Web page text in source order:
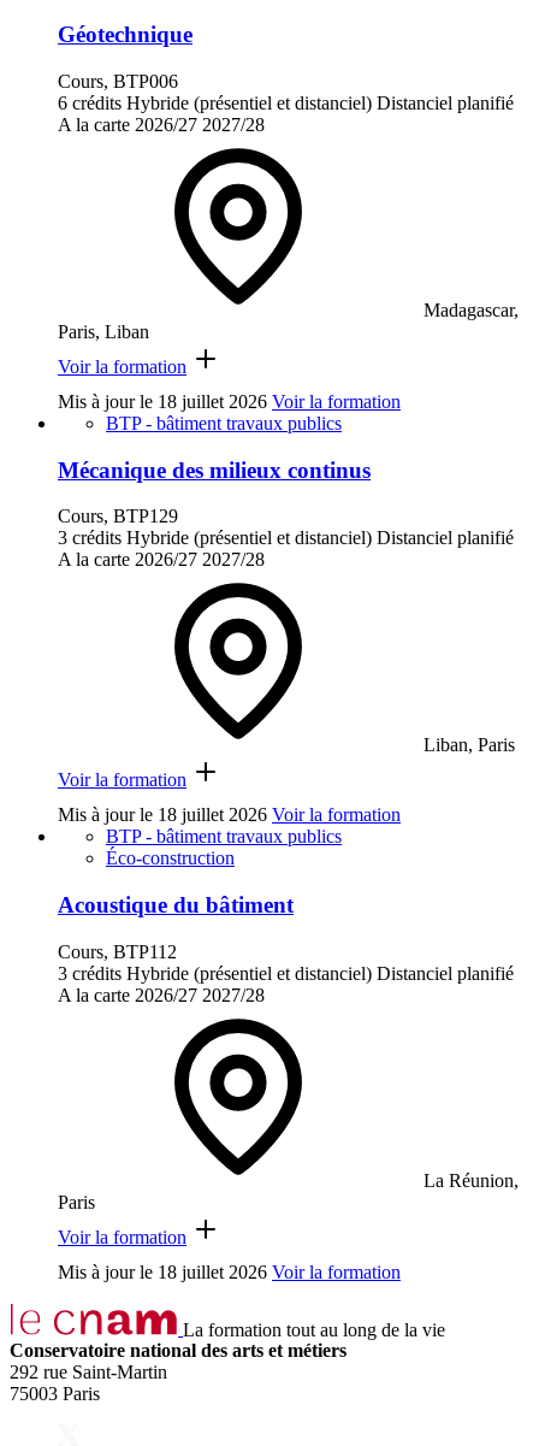
Géotechnique
Cours, BTP006
6 crédits Hybride (présentiel et distanciel) Distanciel planifié
A la carte 2026/27 2027/28
Madagascar,
Paris, Liban
Voir la formation
Mis à jour le 18 juillet 2026 Voir la formation
BTP - bâtiment travaux publics
Mécanique des milieux continus
Cours, BTP129
3 crédits Hybride (présentiel et distanciel) Distanciel planifié
A la carte 2026/27 2027/28
Liban, Paris
Voir la formation
Mis à jour le 18 juillet 2026 Voir la formation
BTP - bâtiment travaux publics
Éco-construction
Acoustique du bâtiment
Cours, BTP112
3 crédits Hybride (présentiel et distanciel) Distanciel planifié
A la carte 2026/27 2027/28
La Réunion,
Paris
Voir la formation
Mis à jour le 18 juillet 2026 Voir la formation
La formation tout au long de la vie
Conservatoire national des arts et métiers
292 rue Saint-Martin
75003 Paris